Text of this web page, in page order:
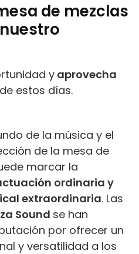
de mezclas
y aprovecha
de estos días.
de la música y el
de la mesa de
marcar la
ordinaria y
extraordinaria. Las
Sound se han
por ofrecer un
y versatilidad a los